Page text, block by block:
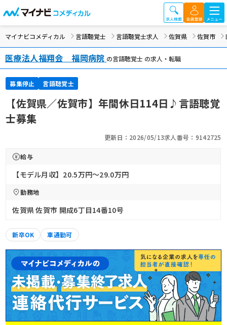
マイナビコメディカル 言語聴覚士 言語聴覚士求人 佐賀県 佐賀市
医療法人福翔会 福岡病院 の言語聴覚士 の求人・転職
募集停止 言語聴覚士
【佐賀県／佐賀市】年間休日114日♪言語聴覚
士募集
更新日：2026/05/13求人番号：9142725
給与
【モデル月収】20.5万円〜29.0万円
勤務地
佐賀県 佐賀市 開成6丁目14番10号
新卒OK 車通勤可